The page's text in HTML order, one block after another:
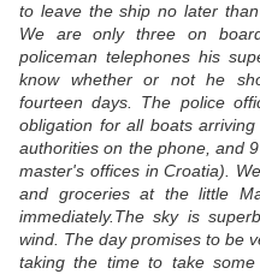
to leave the ship no later
We are only three on
policeman telephones his
know whether or not he
fourteen days. The police
obligation for all boats
authorities on the phone, and
master's offices in Croatia).
and groceries at the little
immediately.The sky is
wind. The day promises to be
taking the time to take